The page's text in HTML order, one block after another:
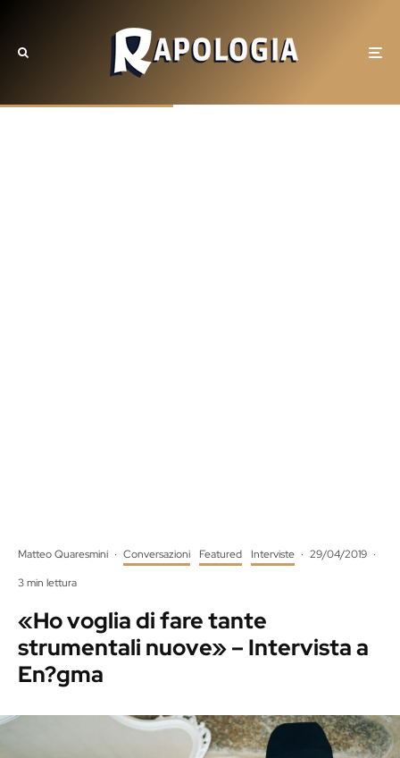
Matteo Quaresmini · Conversazioni Featured Interviste · 29/04/2019 ·
3 min lettura
«Ho voglia di fare tante
strumentali nuove» – Intervista a
En?gma